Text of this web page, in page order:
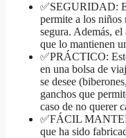
✅SEGURIDAD:
permite a los
segura. Además, el
que lo mantienen
✅PRÁCTICO:
en una bolsa de
se desee
ganchos que
caso de no querer
✅FÁCIL
que ha sido